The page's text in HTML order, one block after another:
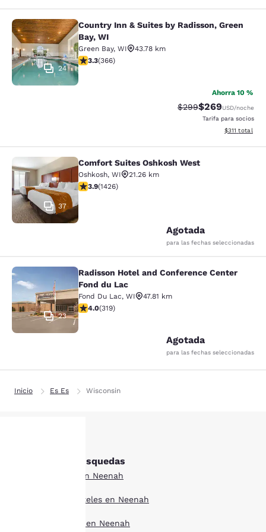
Country Inn & Suites by Radisson,
24
Country Inn & Suites by Radisson, Green
Bay, WI
Green Bay, WI
43.78 km
Calificación de 3.28 estrellas. Bueno. 366 reseñas
3.3(366)
Ahorra 10 %
Tarifa tachada:
$299Tarifa reducida:
$269USD/noche
Tarifa para socios
Ver detalles
$311 total
Comfort Suites Oshkosh West
37
Comfort Suites Oshkosh West
Oshkosh, WI
21.26 km
Calificación de 3.87 estrellas. Bueno. 1426 reseñas
3.9(1426)
Agotada
para las fechas seleccionadas
Radisson Hotel and Conference
23
Radisson Hotel and Conference Center
Fond du Lac
Fond Du Lac, WI
47.81 km
Calificación de 4.05 estrellas. Muy bueno. 319 reseñas
4.0(319)
Agotada
para las fechas seleccionadas
Inicio Es Es Wisconsin
Otras Neenah búsquedas
Todos los hoteles en Neenah
Estilo boutique hoteles en Neenah
Ofertas de hoteles en Neenah